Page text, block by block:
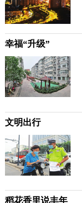
幸福“升级”
文明出行
稻花香里说丰年